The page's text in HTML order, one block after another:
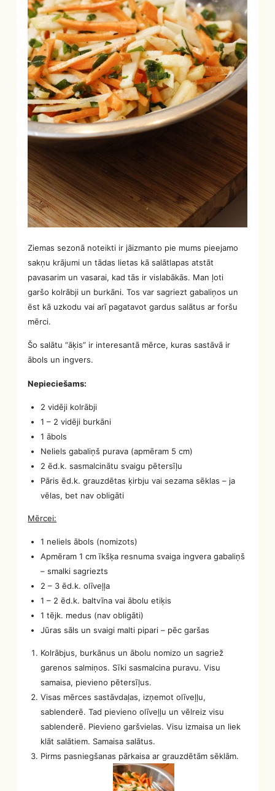
Ziemas sezonā noteikti ir jāizmanto pie mums pieejamo
sakņu krājumi un tādas lietas kā salātlapas atstāt
pavasarim un vasarai, kad tās ir vislabākās. Man ļoti
garšo kolrābji un burkāni. Tos var sagriezt gabaliņos un
ēst kā uzkodu vai arī pagatavot gardus salātus ar foršu
mērci.
Šo salātu “āķis” ir interesantā mērce, kuras sastāvā ir
ābols un ingvers.
Nepieciešams:
2 vidēji kolrābji
1 – 2 vidēji burkāni
1 ābols
Neliels gabaliņš purava (apmēram 5 cm)
2 ēd.k. sasmalcinātu svaigu pētersīļu
Pāris ēd.k. grauzdētas ķirbju vai sezama sēklas – ja
vēlas, bet nav obligāti
Mērcei:
1 neliels ābols (nomizots)
Apmēram 1 cm īkšķa resnuma svaiga ingvera gabaliņš
– smalki sagriezts
2 – 3 ēd.k. olīveļļa
1 – 2 ēd.k. baltvīna vai ābolu etiķis
1 tējk. medus (nav obligāti)
Jūras sāls un svaigi malti pipari – pēc garšas
Kolrābjus, burkānus un ābolu nomizo un sagriež
garenos salmiņos. Sīki sasmalcina puravu. Visu
samaisa, pievieno pētersīļus.
Visas mērces sastāvdaļas, izņemot olīveļļu,
sablenderē. Tad pievieno olīveļļu un vēlreiz visu
sablenderē. Pievieno garšvielas. Visu izmaisa un liek
klāt salātiem. Samaisa salātus.
Pirms pasniegšanas pārkaisa ar grauzdētām sēklām.